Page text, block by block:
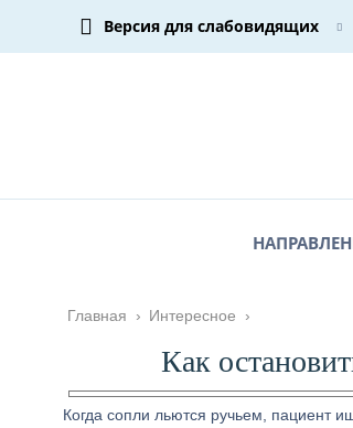
Версия для слабовидящих
Главная › Интересное ›
Как
Когда сопли льются ручьем, пациент